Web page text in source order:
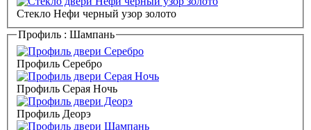
Стекло Нефи черный узор золото
Профиль : Шампань
Профиль Серебро
Профиль Серая Ночь
Профиль Деорэ